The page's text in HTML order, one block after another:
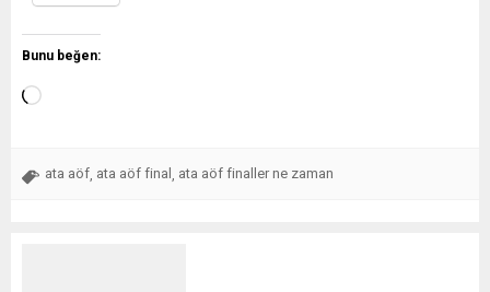
Bunu beğen:
ata aöf ata aöf final ata aöf finaller ne zaman